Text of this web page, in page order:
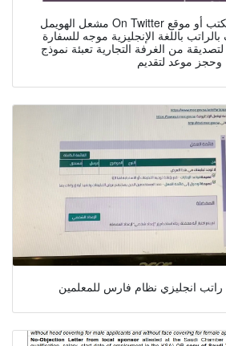
مشعل الهويمل On Twitter تأمين سفر من اي مكتب أو موقع
باللغة الإنجليزية موجه للسفارة
من الغرفة التجارية تعبئة نموذج
وحجز موعد لتقديم